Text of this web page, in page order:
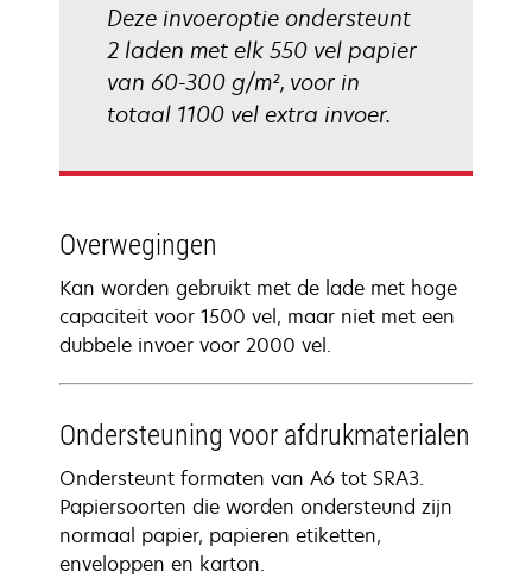
Deze invoeroptie ondersteunt
2 laden met elk 550 vel papier
van 60-300 g/m², voor in
totaal 1100 vel extra invoer.
Overwegingen
Kan worden gebruikt met de lade met hoge
capaciteit voor 1500 vel, maar niet met een
dubbele invoer voor 2000 vel.
Ondersteuning voor afdrukmaterialen
Ondersteunt formaten van A6 tot SRA3.
Papiersoorten die worden ondersteund zijn
normaal papier, papieren etiketten,
enveloppen en karton.